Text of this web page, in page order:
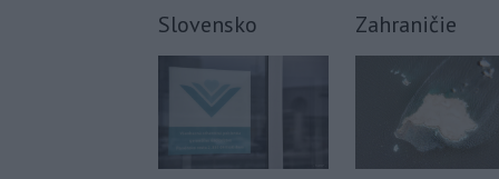
Slovensko Zahraničie